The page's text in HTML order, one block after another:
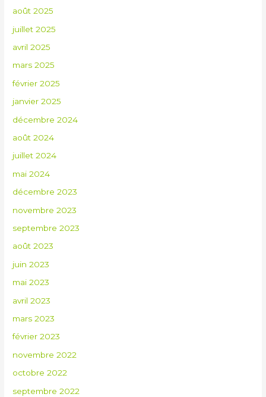
août 2025
juillet 2025
avril 2025
mars 2025
février 2025
janvier 2025
décembre 2024
août 2024
juillet 2024
mai 2024
décembre 2023
novembre 2023
septembre 2023
août 2023
juin 2023
mai 2023
avril 2023
mars 2023
février 2023
novembre 2022
octobre 2022
septembre 2022